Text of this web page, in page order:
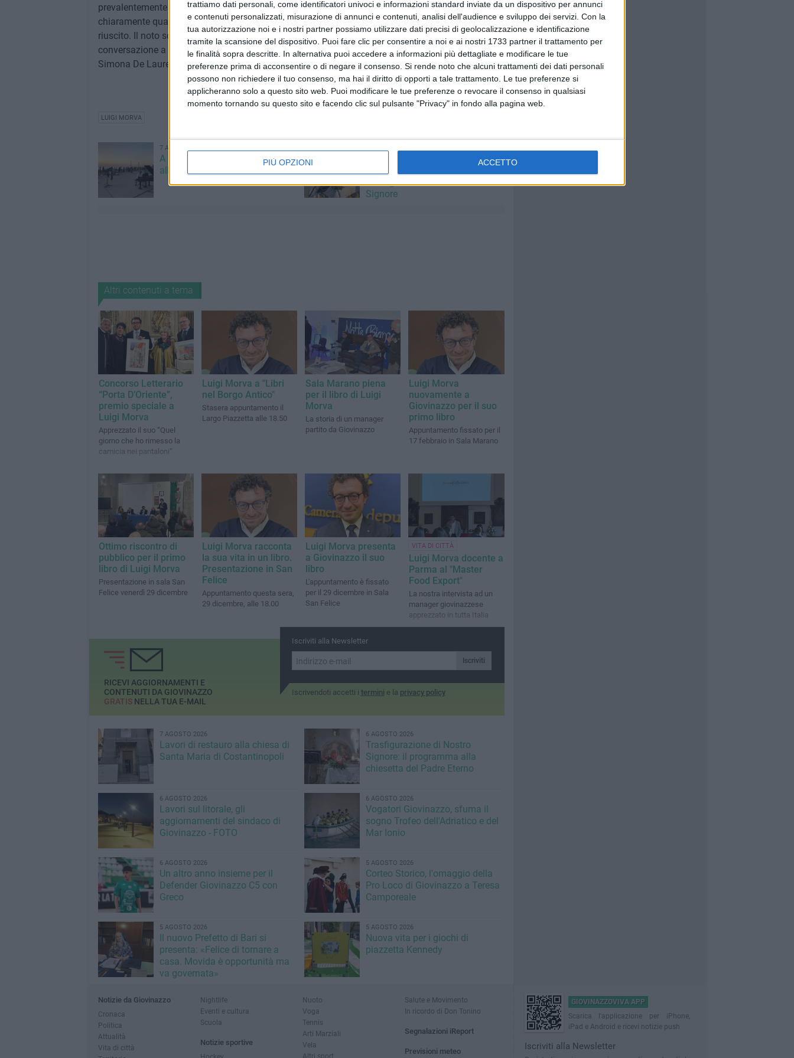
trattiamo dati personali, come identificatori univoci e informazioni standard inviate da un dispositivo per annunci
e contenuti personalizzati, misurazione di annunci e contenuti, analisi dell'audience e sviluppo dei servizi. Con la
tua autorizzazione noi e i nostri partner possiamo utilizzare dati precisi di geolocalizzazione e identificazione
tramite la scansione del dispositivo. Puoi fare clic per consentire a noi e ai nostri 1733 partner il trattamento per
le finalità sopra descritte. In alternativa puoi accedere a informazioni più dettagliate e modificare le tue
preferenze prima di acconsentire o di negare il consenso. Si rende noto che alcuni trattamenti dei dati personali
possono non richiedere il tuo consenso, ma hai il diritto di opporti a tale trattamento. Le tue preferenze si
applicheranno solo a questo sito web. Puoi modificare le tue preferenze o revocare il consenso in qualsiasi
momento tornando su questo sito e facendo clic sul pulsante "Privacy" in fondo alla pagina web.
PIÙ OPZIONI ACCETTO
prevalentemente da studenti universitari o appena laureati, da imprenditori e da manager e indica
chiaramente quale sia il vero lascito in sé racchiuso. Risultato forse inaspettato, ma sicuramente
riuscito. Il noto scrittore e poeta Nicola De Matteo dialogherà con l'autore per compiere una
conversazione a tutto tondo su svariate tematiche e l'attrice
Simona De Laurentiis rafforzerà alcuni dei passaggi salienti contenuti nel libro con le sue letture.
LUIGI MORVA
7 AGOSTO 2026
A Giovinazzo c'è il Concerto
all'Alba
Grande partecipazione nell'agro
di Giovinazzo per la festa della
Trasfigurazione di Nostro
Signore
Altri contenuti a tema
Concorso Letterario
“Porta D’Oriente”,
premio speciale a
Luigi Morva
Apprezzato il suo “Quel
giorno che ho rimesso la
camicia nei pantaloni“
Luigi Morva a "Libri
nel Borgo Antico"
Stasera appuntamento il
Largo Piazzetta alle 18.50
Sala Marano piena
per il libro di Luigi
Morva
La storia di un manager
partito da Giovinazzo
Luigi Morva
nuovamente a
Giovinazzo per il suo
primo libro
Appuntamento fissato per il
17 febbraio in Sala Marano
Ottimo riscontro di
pubblico per il primo
libro di Luigi Morva
Presentazione in sala San
Felice venerdì 29 dicembre
Luigi Morva racconta
la sua vita in un libro.
Presentazione in San
Felice
Appuntamento questa sera,
29 dicembre, alle 18.00
Luigi Morva presenta
a Giovinazzo il suo
libro
L'appuntamento è fissato
per il 29 dicembre in Sala
San Felice
VITA DI CITTÀ
Luigi Morva docente a
Parma al "Master
Food Export"
La nostra intervista ad un
manager giovinazzese
apprezzato in tutta Italia
Iscriviti alla Newsletter
Iscriviti
Iscrivendoti accetti i termini e la privacy policy
RICEVI AGGIORNAMENTI E
CONTENUTI DA GIOVINAZZO
GRATISNELLA TUA E-MAIL
7 AGOSTO 2026
Lavori di restauro alla chiesa di
Santa Maria di Costantinopoli
6 AGOSTO 2026
Trasfigurazione di Nostro
Signore: il programma alla
chiesetta del Padre Eterno
6 AGOSTO 2026
Lavori sul litorale, gli
aggiornamenti del sindaco di
Giovinazzo - FOTO
6 AGOSTO 2026
Vogatori Giovinazzo, sfuma il
sogno Trofeo dell'Adriatico e del
Mar Ionio
6 AGOSTO 2026
Un altro anno insieme per il
Defender Giovinazzo C5 con
Greco
5 AGOSTO 2026
Corteo Storico, l'omaggio della
Pro Loco di Giovinazzo a Teresa
Camporeale
5 AGOSTO 2026
Il nuovo Prefetto di Bari si
presenta: «Felice di tornare a
casa. Movida è opportunità ma
va governata»
5 AGOSTO 2026
Nuova vita per i giochi di
piazzetta Kennedy
Notizie da Giovinazzo
Cronaca
Politica
Attualità
Vita di città
Nightlife
Eventi e cultura
Scuola
Notizie sportive
Nuoto
Voga
Tennis
Arti Marziali
Vela
Altri sport
Salute e Movimento
In ricordo di Don Tonino
Segnalazioni iReport
Previsioni meteo
GIOVINAZZOVIVA APP
Scarica l'applicazione per iPhone,
iPad e Android e ricevi notizie push
Iscriviti alla Newsletter